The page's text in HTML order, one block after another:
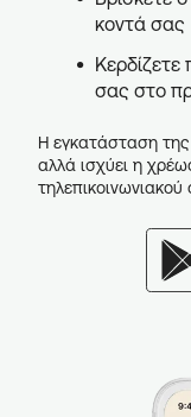
κοντά σας
σας στο
Η εγκατάσταση
αλλά ισχύει η